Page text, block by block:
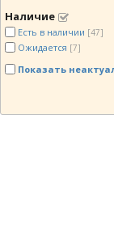
Наличие
Есть в наличии [47]
Ожидается [7]
Показать